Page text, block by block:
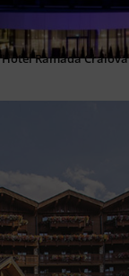
Hotel Ramada Craiova